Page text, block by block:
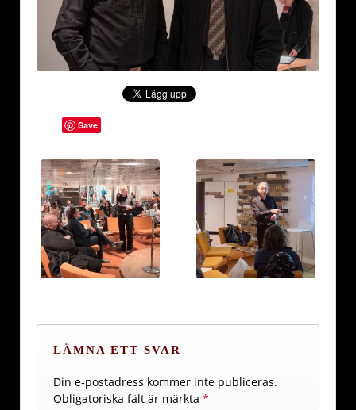
Save
LÄMNA ETT SVAR
Din e-postadress kommer inte publiceras.
Obligatoriska fält är märkta *